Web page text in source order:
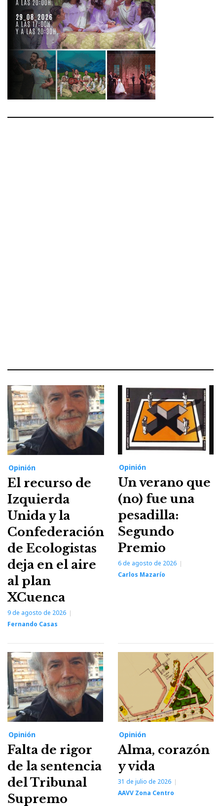
Opinión
El recurso de
Izquierda
Unida y la
Confederación
de Ecologistas
deja en el aire
al plan
XCuenca
9 de agosto de 2026
Fernando Casas
Opinión
Un verano que
(no) fue una
pesadilla:
Segundo
Premio
6 de agosto de 2026
Carlos Mazarío
Opinión
Falta de rigor
de la sentencia
del Tribunal
Supremo
Opinión
Alma, corazón
y vida
31 de julio de 2026
AAVV Zona Centro